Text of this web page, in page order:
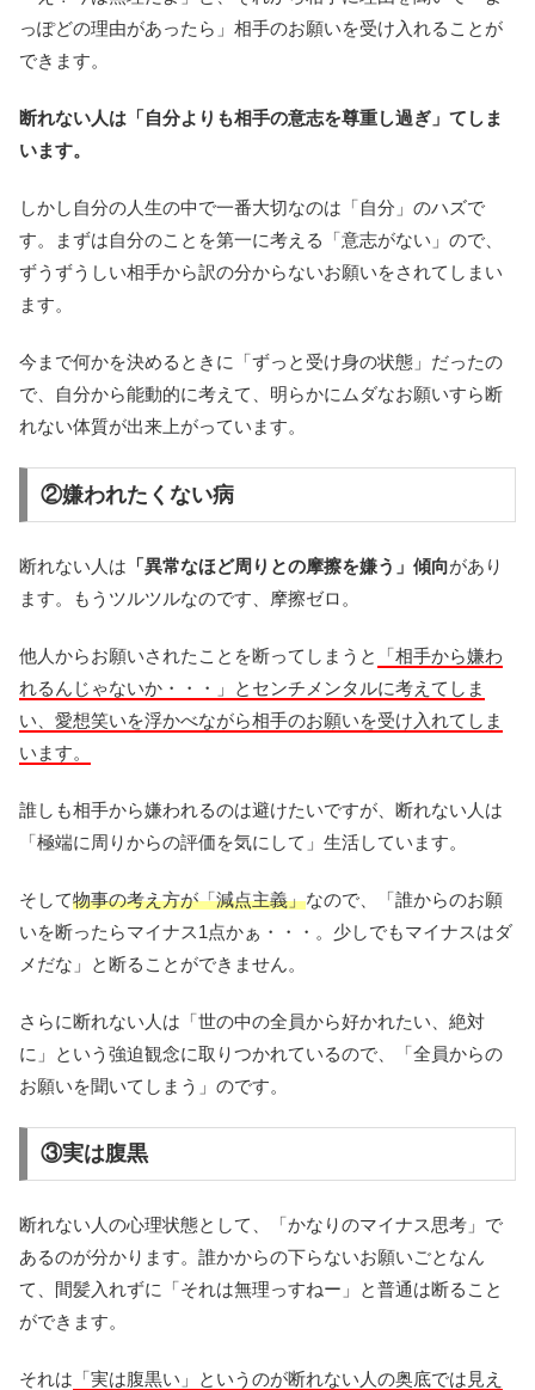
っぽどの理由があったら」相手のお願いを受け入れることが
できます。
断れない人は「自分よりも相手の意志を尊重し過ぎ」てしま
います。
しかし自分の人生の中で一番大切なのは「自分」のハズで
す。まずは自分のことを第一に考える「意志がない」ので、
ずうずうしい相手から訳の分からないお願いをされてしまい
ます。
今まで何かを決めるときに「ずっと受け身の状態」だったの
で、自分から能動的に考えて、明らかにムダなお願いすら断
れない体質が出来上がっています。
②嫌われたくない病
断れない人は 「異常なほど周りとの摩擦を嫌う」傾向があり
ます。もうツルツルなのです、摩擦ゼロ。
他人からお願いされたことを断ってしまうと
「相手から嫌わ
れるんじゃないか・・・」とセンチメンタルに考えてしま
い、愛想笑いを浮かべながら相手のお願いを受け入れてしま
います。
誰しも相手から嫌われるのは避けたいですが、断れない人は
「極端に周りからの評価を気にして」生活しています。
そして物事の考え方が「減点主義」なので、「誰からのお願
いを断ったらマイナス1点かぁ・・・。少しでもマイナスはダ
メだな」と断ることができません。
さらに断れない人は「世の中の全員から好かれたい、絶対
に」という強迫観念に取りつかれているので、「全員からの
お願いを聞いてしまう」のです。
③実は腹黒
断れない人の心理状態として、「かなりのマイナス思考」で
あるのが分かります。誰かからの下らないお願いごとなん
て、間髪入れずに「それは無理っすねー」と普通は断ること
ができます。
それは 「実は腹黒い」というのが断れない人の奥底では見え